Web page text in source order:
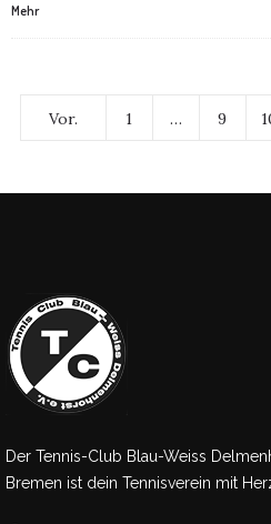
Mehr
Vor. 1 … 9
Der Tennis-Club Blau-Weiss
Bremen ist dein Tennisverein mit